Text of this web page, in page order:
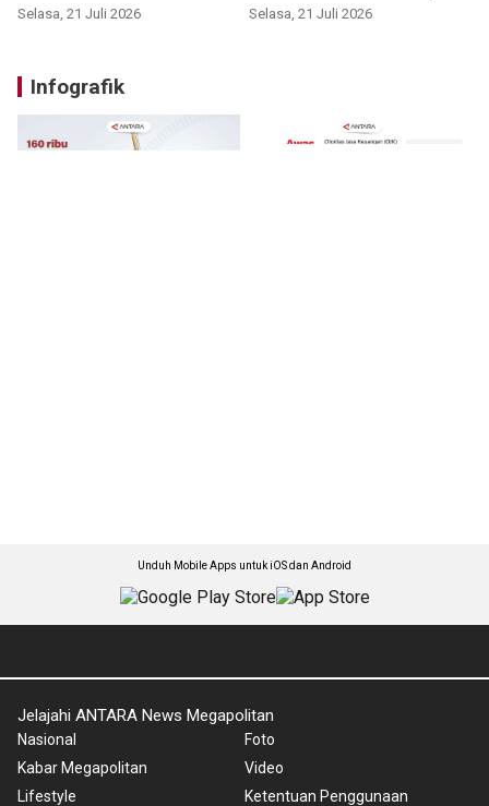
Selasa, 21 Juli 2026 Selasa, 21 Juli 2026
Infografik
Unduh Mobile Apps untuk iOS dan Android
Jelajahi ANTARA News Megapolitan
Nasional
Kabar Megapolitan
Lifestyle
Foto
Video
Ketentuan Penggunaan